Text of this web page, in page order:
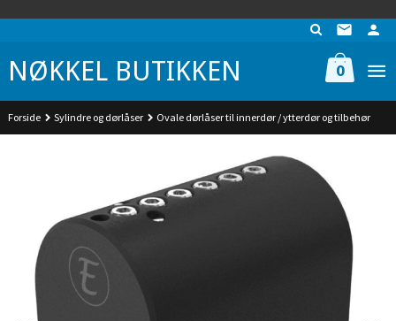
NØKKEL BUTIKKEN 0
Forside Sylindre og dørlåser Ovale dørlåser til innerdør / ytterdør og tilbehør